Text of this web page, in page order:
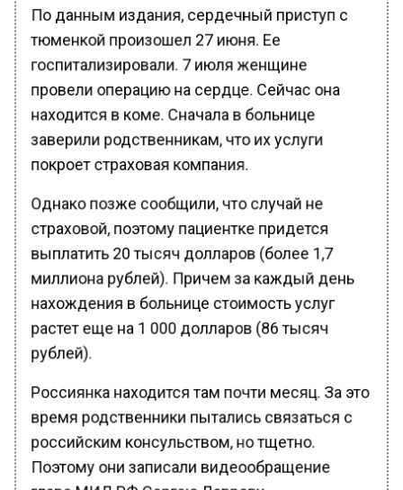
По данным издания, сердечный приступ с
тюменкой произошел 27 июня. Ее
госпитализировали. 7 июля женщине
провели операцию на сердце. Сейчас она
находится в коме. Сначала в больнице
заверили родственникам, что их услуги
покроет страховая компания.
Однако позже сообщили, что случай не
страховой, поэтому пациентке придется
выплатить 20 тысяч долларов (более 1,7
миллиона рублей). Причем за каждый день
нахождения в больнице стоимость услуг
растет еще на 1 000 долларов (86 тысяч
рублей).
Россиянка находится там почти месяц. За это
время родственники пытались связаться с
российским консульством, но тщетно.
Поэтому они записали видеообращение